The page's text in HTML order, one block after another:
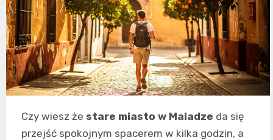
Czy wiesz że stare miasto w Maladze da się
przejść spokojnym spacerem w kilka godzin, a